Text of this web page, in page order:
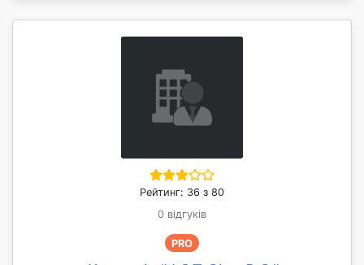
Рейтинг: 36 з 80
0 відгуків
PRO